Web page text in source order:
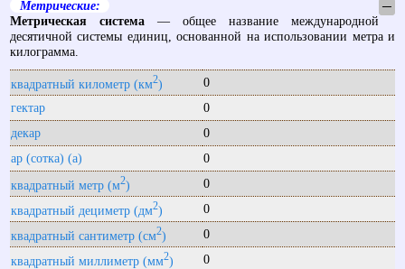
Метрические:
─
Метрическая система— общее название международной
десятичной системы единиц, основанной на использовании метра и
килограмма.
квадратный километр (км2)
0
гектар
0
декар
0
ар (сотка) (a)
0
квадратный метр (м2)
0
квадратный дециметр (дм2)
0
квадратный сантиметр (см2)
0
квадратный миллиметр (мм2)
0